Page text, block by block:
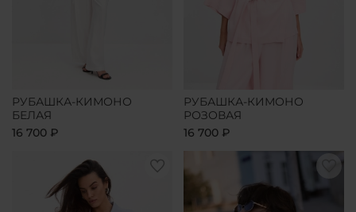
РУБАШКА-КИМОНО
БЕЛАЯ
16 700 ₽
РУБАШКА-КИМОНО
РОЗОВАЯ
16 700 ₽